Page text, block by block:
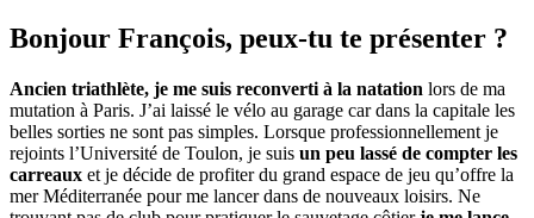
Bonjour François, peux-tu te présenter ?
Ancien triathlète, je me suis reconverti à la natation lors de ma
mutation à Paris. J’ai laissé le vélo au garage car dans la capitale les
belles sorties ne sont pas simples. Lorsque professionnellement je
rejoints l’Université de Toulon, je suis un peu lassé de compter les
carreaux et je décide de profiter du grand espace de jeu qu’offre la
mer Méditerranée pour me lancer dans de nouveaux loisirs. Ne